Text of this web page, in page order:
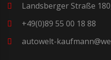
Landsberger Straße
+49(0)89 55 00 18 88
autowelt-